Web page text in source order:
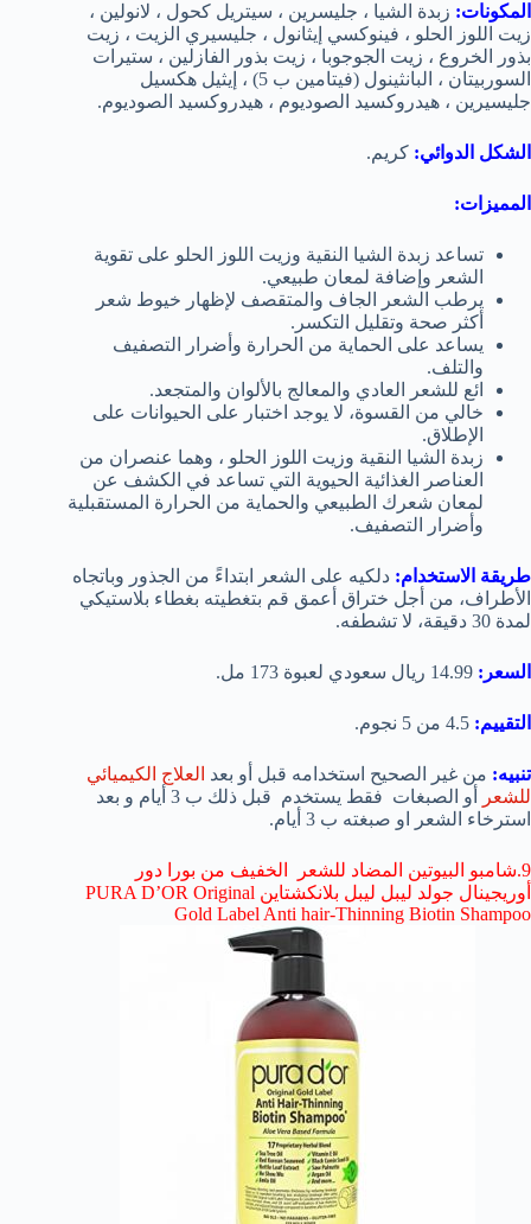
المكونات: زبدة الشيا ، جليسرين ، سيتريل كحول ، لانولين ،
زيت اللوز الحلو ، فينوكسي إيثانول ، جليسيري الزيت ، زيت
بذور الخروع ، زيت الجوجوبا ، زيت بذور الفازلين ، ستيرات
السوربيتان ، البانثينول (فيتامين ب 5) ، إيثيل هكسيل
جليسيرين ، هيدروكسيد الصوديوم ، هيدروكسيد الصوديوم.
الشكل الدوائي: كريم.
المميزات:
تساعد زبدة الشيا النقية وزيت اللوز الحلو على تقوية
الشعر وإضافة لمعان طبيعي.
يرطب الشعر الجاف والمتقصف لإظهار خيوط شعر
أكثر صحة وتقليل التكسر.
يساعد على الحماية من الحرارة وأضرار التصفيف
والتلف.
ائع للشعر العادي والمعالج بالألوان والمتجعد.
خالي من القسوة، لا يوجد اختبار على الحيوانات على
الإطلاق.
زبدة الشيا النقية وزيت اللوز الحلو ، وهما عنصران من
العناصر الغذائية الحيوية التي تساعد في الكشف عن
لمعان شعرك الطبيعي والحماية من الحرارة المستقبلية
وأضرار التصفيف.
طريقة الاستخدام: دلكيه على الشعر ابتداءً من الجذور وباتجاه
الأطراف، من أجل ختراق أعمق قم بتغطيته بغطاء بلاستيكي
لمدة 30 دقيقة، لا تشطفه.
السعر: 14.99 ريال سعودي لعبوة 173 مل.
التقييم: 4.5 من 5 نجوم.
تنبيه: من غير الصحيح استخدامه قبل أو بعد العلاج الكيميائي
للشعر
أو الصبغات فقط يستخدم قبل ذلك ب 3 أيام و بعد
استرخاء الشعر او صبغته ب 3 أيام.
9.شامبو البيوتين المضاد للشعر الخفيف من بورا دور
أوريجينال جولد ليبل ليبل بلانكشتاين PURA D’OR Original
Gold Label Anti hair-Thinning Biotin Shampoo